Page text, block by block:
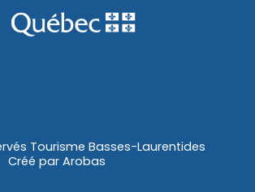
Tourisme Basses-Laurentides
Créé par Arobas